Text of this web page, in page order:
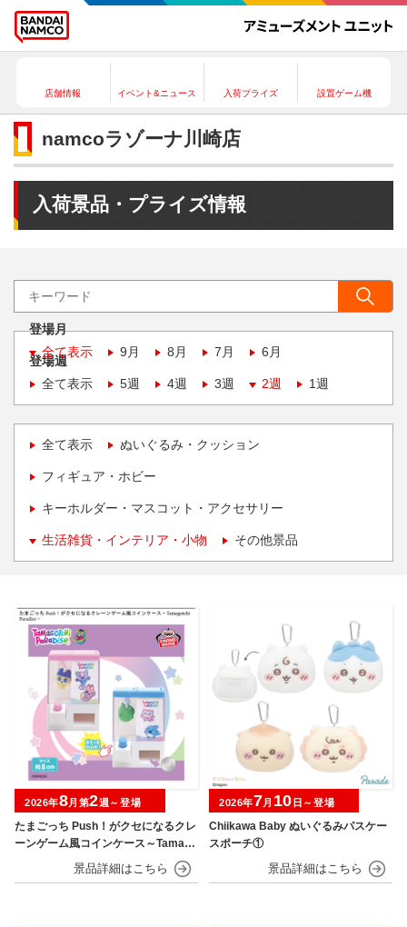
店舗情報 イベント&ニュース 入荷プライズ 設置ゲーム機
namcoラゾーナ川崎店
入荷景品・プライズ情報
登場月
全て表示
9月 8月 7月 6月
登場週
全て表示
5週 4週 3週 2週 1週
全て表示 ぬいぐるみ・クッション
フィギュア・ホビー
キーホルダー・マスコット・アクセサリー
生活雑貨・インテリア・小物 その他景品
たまごっち Push！がクセになるクレ
ーンゲーム風コインケース～Tamago
tchi Paradise～
2026年8月第2週～登場
Chiikawa Baby ぬいぐるみパスケー
スポーチ①
2026年7月 10 日～登場